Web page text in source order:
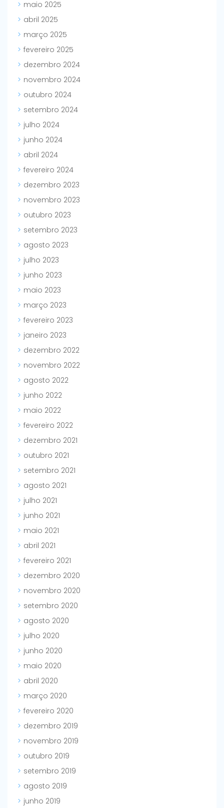
maio 2025
abril 2025
março 2025
fevereiro 2025
dezembro 2024
novembro 2024
outubro 2024
setembro 2024
julho 2024
junho 2024
abril 2024
fevereiro 2024
dezembro 2023
novembro 2023
outubro 2023
setembro 2023
agosto 2023
julho 2023
junho 2023
maio 2023
março 2023
fevereiro 2023
janeiro 2023
dezembro 2022
novembro 2022
agosto 2022
junho 2022
maio 2022
fevereiro 2022
dezembro 2021
outubro 2021
setembro 2021
agosto 2021
julho 2021
junho 2021
maio 2021
abril 2021
fevereiro 2021
dezembro 2020
novembro 2020
setembro 2020
agosto 2020
julho 2020
junho 2020
maio 2020
abril 2020
março 2020
fevereiro 2020
dezembro 2019
novembro 2019
outubro 2019
setembro 2019
agosto 2019
junho 2019